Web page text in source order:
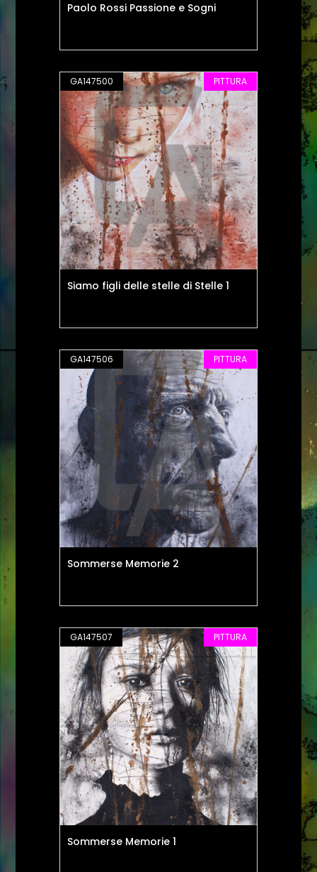
Paolo Rossi Passione e Sogni
GA147500 PITTURA
Siamo figli delle stelle di Stelle 1
GA147506 PITTURA
Sommerse Memorie 2
GA147507 PITTURA
Sommerse Memorie 1